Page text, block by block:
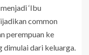
‘Ibu
common
perempuan ke
dimulai dari keluarga.